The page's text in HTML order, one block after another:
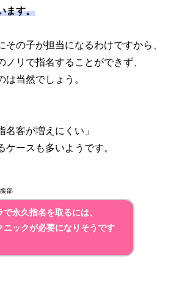
ます。
その子が担当になるわけですから、
ノリで指名することができず、
は当然でしょう。
名客が増えにくい」
ケースも多いようです。
部
で永久指名を取るには、
ニックが必要になりそうです